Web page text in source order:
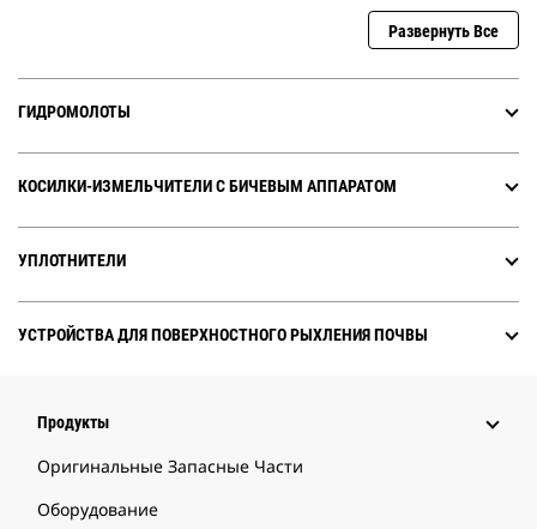
Развернуть Все
ГИДРОМОЛОТЫ
КОСИЛКИ-ИЗМЕЛЬЧИТЕЛИ С БИЧЕВЫМ АППАРАТОМ
УПЛОТНИТЕЛИ
УСТРОЙСТВА ДЛЯ ПОВЕРХНОСТНОГО РЫХЛЕНИЯ ПОЧВЫ
Продукты
Оригинальные Запасные Части
Оборудование